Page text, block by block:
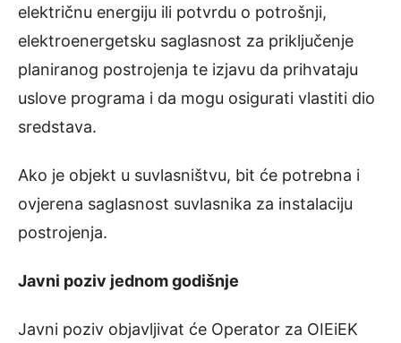
električnu energiju ili potvrdu o potrošnji,
elektroenergetsku saglasnost za priključenje
planiranog postrojenja te izjavu da prihvataju
uslove programa i da mogu osigurati vlastiti dio
sredstava.
Ako je objekt u suvlasništvu, bit će potrebna i
ovjerena saglasnost suvlasnika za instalaciju
postrojenja.
Javni poziv jednom godišnje
Javni poziv objavljivat će Operator za OIEiEK